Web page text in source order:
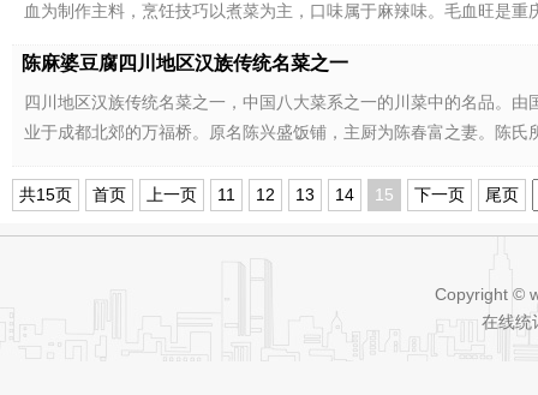
血为制作主料，烹饪技巧以煮菜为主，口味属于麻辣味。毛血旺是重
陈麻婆豆腐四川地区汉族传统名菜之一
四川地区汉族传统名菜之一，中国八大菜系之一的川菜中的名品。
业于成都北郊的万福桥。原名陈兴盛饭铺，主厨为陈春富之妻。陈氏
共15页 首页 上一页 11 12 13 14 15 下一页 尾页
Copyright ©
在线统